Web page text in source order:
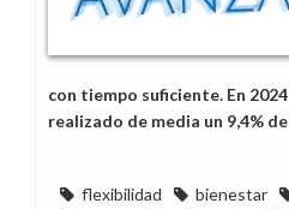
con tiempo suficiente. En
realizado de media un 9,4%
flexibilidad bienestar